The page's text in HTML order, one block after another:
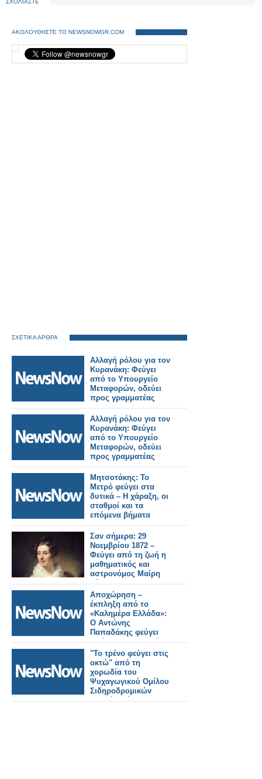
ΣΧΟΛΙΑΣΤΕ
ΑΚΟΛΟΥΘΗΣΤΕ ΤΟ NEWSNOWGR.COM
ΣΧΕΤΙΚΑ ΑΡΘΡΑ
Αλλαγή ρόλου για τον
Κυρανάκη: Φεύγει
από το Υπουργείο
Μεταφορών, οδεύει
προς γραμματέας
Ν.Δ.
Αλλαγή ρόλου για τον
Κυρανάκη: Φεύγει
από το Υπουργείο
Μεταφορών, οδεύει
προς γραμματέας
Ν.Δ..
Μητσοτάκης: Το
Μετρό φεύγει στα
δυτικά – Η χάραξη, οι
σταθμοί και τα
επόμενα βήματα
Σαν σήμερα: 29
Νοεμβρίου 1872 –
Φεύγει από τη ζωή η
μαθηματικός και
αστρονόμος Μαίρη
Σόμερβιλ
Αποχώρηση –
έκπληξη από το
«Καλημέρα Ελλάδα»:
Ο Αντώνης
Παπαδάκης φεύγει
από τον ΑΝΤ1 μετά
από 26 χρόνια
"Το τρένο φεύγει στις
οκτώ" από τη
χορωδία του
Ψυχαγωγικού Ομίλου
Σιδηροδρομικών
Αττικής. Βίντεο